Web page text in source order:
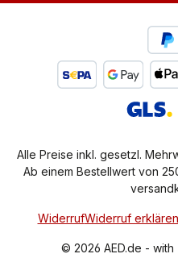
Alle Preise inkl. gesetzl.
Ab einem Bestellwert von
© 2026 AED.de - with
WiderrufWiderruf erklären